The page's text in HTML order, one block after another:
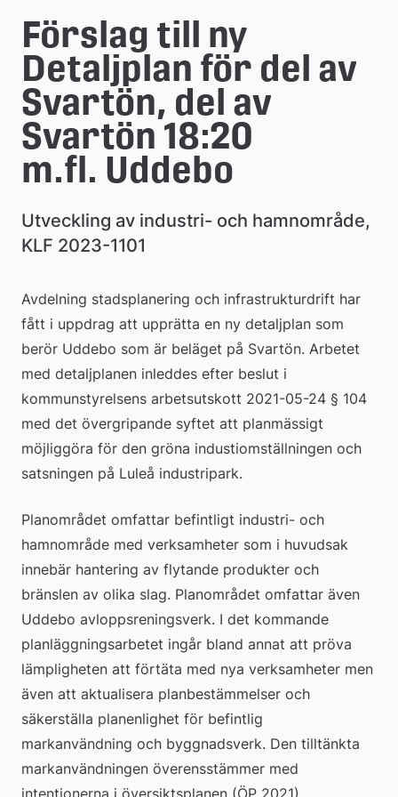
Förslag till ny
Detaljplan för del av
Svartön, del av
Svartön 18:20
m.fl. Uddebo
Utveckling av industri- och hamnområde,
KLF 2023-1101
Avdelning stadsplanering och infrastrukturdrift har
fått i uppdrag att upprätta en ny detaljplan som
berör Uddebo som är beläget på Svartön. Arbetet
med detaljplanen inleddes efter beslut i
kommunstyrelsens arbetsutskott 2021-05-24 § 104
med det övergripande syftet att planmässigt
möjliggöra för den gröna industiomställningen och
satsningen på Luleå industripark.
Planområdet omfattar befintligt industri- och
hamnområde med verksamheter som i huvudsak
innebär hantering av flytande produkter och
bränslen av olika slag. Planområdet omfattar även
Uddebo avloppsreningsverk. I det kommande
planläggningsarbetet ingår bland annat att pröva
lämpligheten att förtäta med nya verksamheter men
även att aktualisera planbestämmelser och
säkerställa planenlighet för befintlig
markanvändning och byggnadsverk. Den tilltänkta
markanvändningen överensstämmer med
intentionerna i översiktsplanen (ÖP 2021).